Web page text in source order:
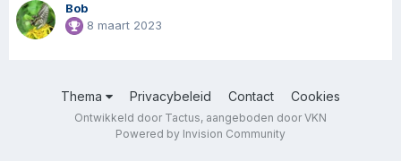
Bob
8 maart 2023
Thema Privacybeleid Contact Cookies
Ontwikkeld door Tactus, aangeboden door VKN
Powered by Invision Community